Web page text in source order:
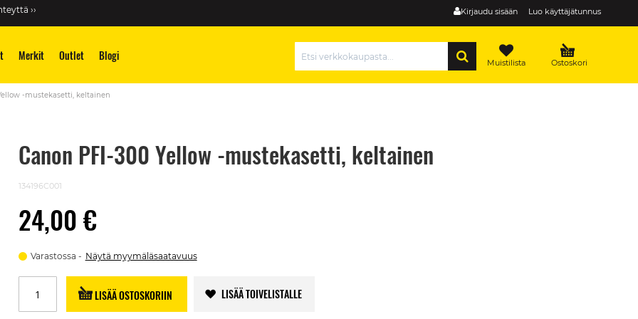
Kirjaudu sisään Luo käyttäjätunnus
››
Merkit Outlet Blogi Ostoskori
Muistilista
-mustekasetti, keltainen
Canon PFI-300 Yellow -mustekasetti, keltainen
134196C001
24,00 €
Varastossa Näytä myymäläsaatavuus
LISÄÄ OSTOSKORIIN LISÄÄ TOIVELISTALLE